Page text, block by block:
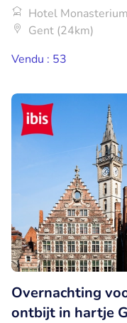
Hotel
Gent (24km)
Vendu : 53
Overnachting
ontbijt in hartje